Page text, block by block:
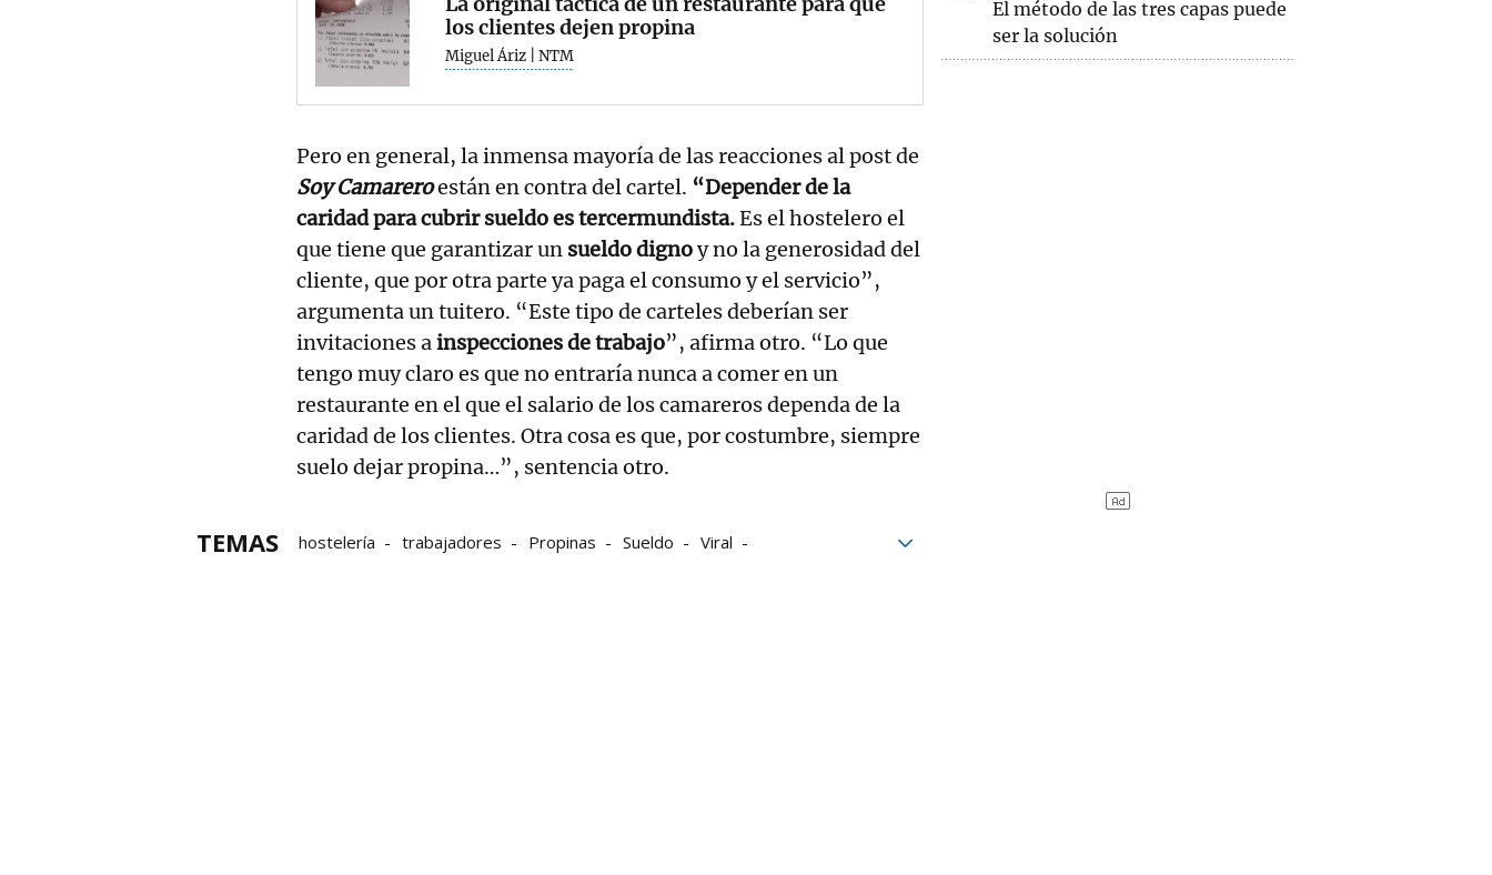
los clientes dejen propina
Miguel Áriz | NTM
Pero en general, la inmensa mayoría de las reacciones al post de
Soy Camareroestán en contra del cartel. “Depender de la
caridad para cubrir sueldo es tercermundista.Es el hostelero el
que tiene que garantizar un sueldo dignoy no la generosidad del
cliente, que por otra parte ya paga el consumo y el servicio”,
argumenta un tuitero. “Este tipo de carteles deberían ser
invitaciones ainspecciones de trabajo”, afirma otro. “Lo que
tengo muy claro es que no entraría nunca a comer en un
restaurante en el que el salario de los camareros dependa de la
caridad de los clientes. Otra cosa es que, por costumbre, siempre
suelo dejar propina…”, sentencia otro.
TEMAS hostelería trabajadores Propinas Sueldo
Viral
El método de las tres capas puede
ser la solución